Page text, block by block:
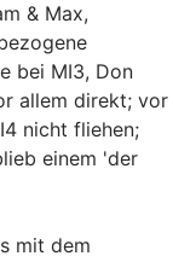
& Max,
bei MI3, Don
allem direkt; vor
nicht fliehen;
einem 'der
mit dem